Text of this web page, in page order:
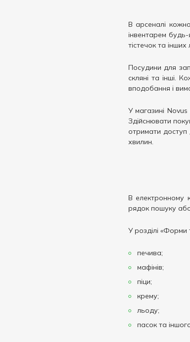
В арсеналі
інвентарем будь-
тістечок та інших
Посудини для
скляні та інші.
вподобання і
У магазині
Здійснювати
отримати доступ
хвилин.
В електронному
рядок пошуку
У розділі «Форми
печива;
мафінів;
піци;
крему;
льоду;
пасок та